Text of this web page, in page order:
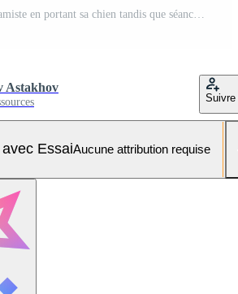
Astakhov
Suivre
EssaiAucune attribution requise